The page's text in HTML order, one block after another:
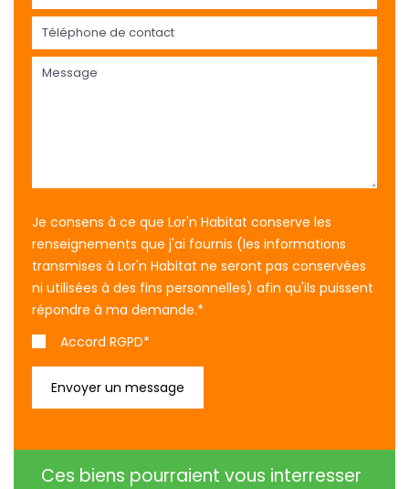
Je consens à ce que Lor'n Habitat conserve les
renseignements que j'ai fournis (les informations
transmises à Lor'n Habitat ne seront pas conservées
ni utilisées à des fins personnelles) afin qu'ils puissent
répondre à ma demande.*
Accord RGPD*
Ces biens pourraient vous interresser